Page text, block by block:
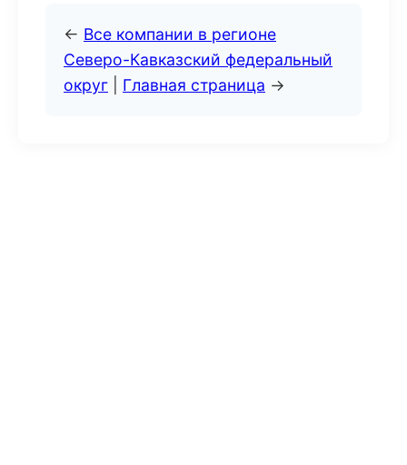
← Все компании в регионе
Северо-Кавказский федеральный
округ
Главная страница →